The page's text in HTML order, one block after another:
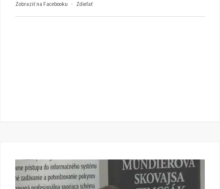
Zobraziť na Facebooku · Zdieľať